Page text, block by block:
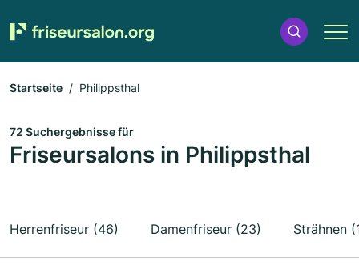
Startseite Philippsthal
72 Suchergebnisse für
Friseursalons in Philippsthal
Herrenfriseur (46) Damenfriseur (23) Strähnen